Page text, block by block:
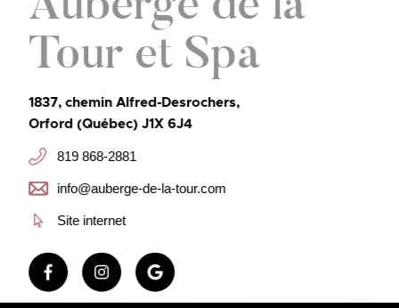
Tour et Spa
1837, chemin Alfred-Desrochers,
Orford (Québec) J1X 6J4
819 868-2881
info@auberge-de-la-tour.com
Site internet